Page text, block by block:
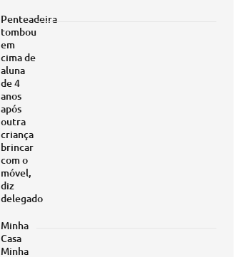
Penteadeira
tombou
em
cima de
aluna
de 4
anos
após
outra
criança
brincar
com o
móvel,
diz
delegado
Minha
Casa
Minha